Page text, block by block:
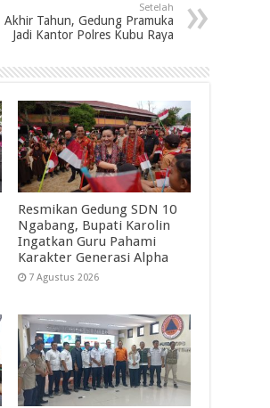
Setelah
Akhir Tahun, Gedung Pramuka
Jadi Kantor Polres Kubu Raya
Resmikan Gedung SDN 10
Ngabang, Bupati Karolin
Ingatkan Guru Pahami
Karakter Generasi Alpha
7 Agustus 2026